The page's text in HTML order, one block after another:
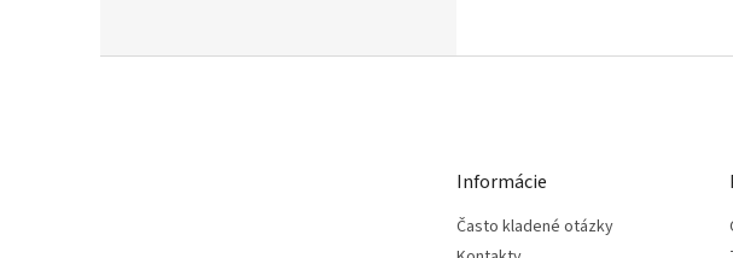
Informácie
Často kladené otázky